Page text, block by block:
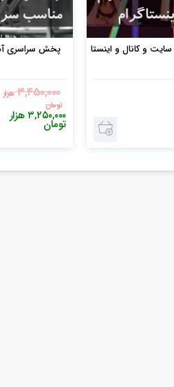
و کانال و اینستا پخش سراسری آهنگ در
۳,۴۵۰,۰۰۰ هزار
تومان
۳,۲۵۰,۰۰۰هزار
تومان